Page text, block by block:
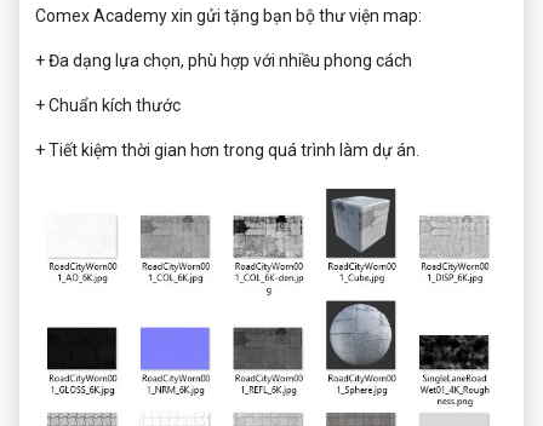
Comex Academy xin gửi tặng bạn bộ thư viện map:
+ Đa dạng lựa chọn, phù hợp với nhiều phong cách
+ Chuẩn kích thước
+ Tiết kiệm thời gian hơn trong quá trình làm dự án.